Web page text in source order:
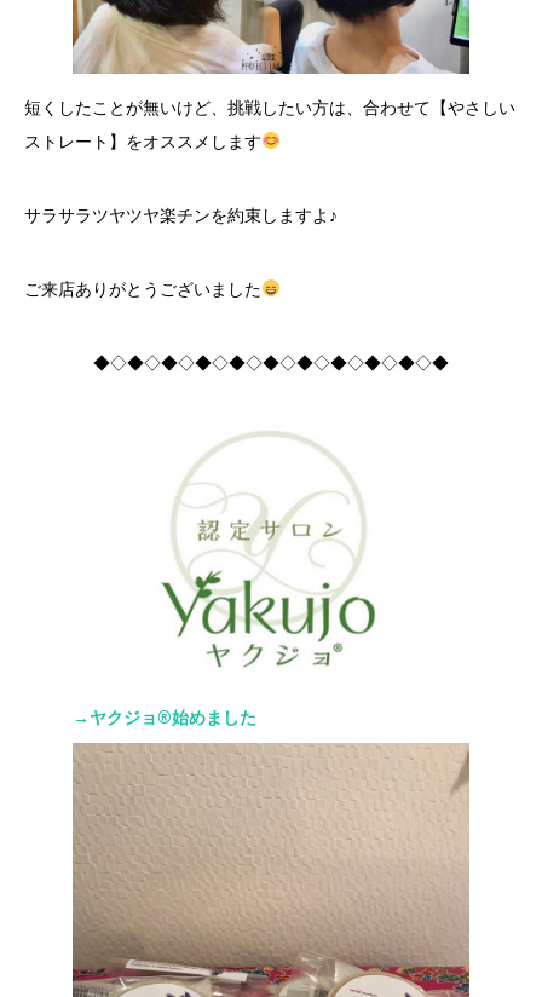
短くしたことが無いけど、挑戦したい方は、合わせて【やさしい
ストレート】をオススメします
サラサラツヤツヤ楽チンを約束しますよ♪
ご来店ありがとうございました
◆◇◆◇◆◇◆◇◆◇◆◇◆◇◆◇◆◇◆◇◆
→ヤクジョ®︎始めました